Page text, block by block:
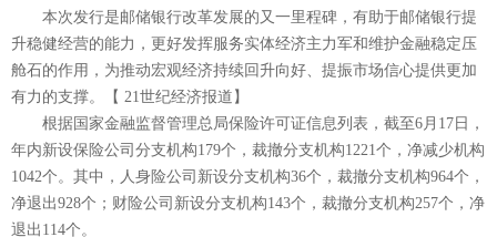
本次发行是邮储银行改革发展的又一里程碑，有助于邮储银行提
升稳健经营的能力，更好发挥服务实体经济主力军和维护金融稳定压
舱石的作用，为推动宏观经济持续回升向好、提振市场信心提供更加
有力的支撑。【 21世纪经济报道】
根据国家金融监督管理总局保险许可证信息列表，截至6月17日，
年内新设保险公司分支机构179个，裁撤分支机构1221个，净减少机构
1042个。其中，人身险公司新设分支机构36个，裁撤分支机构964个，
净退出928个；财险公司新设分支机构143个，裁撤分支机构257个，净
退出114个。